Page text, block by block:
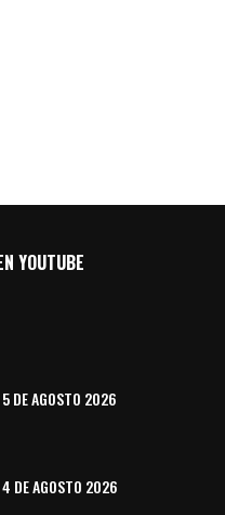
YOUTUBE
DE AGOSTO 2026
DE AGOSTO 2026